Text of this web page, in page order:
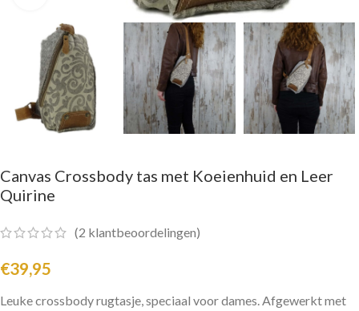
Canvas Crossbody tas met Koeienhuid en Leer
Quirine
(2 klantbeoordelingen)
€39,95
Leuke crossbody rugtasje, speciaal voor dames. Afgewerkt met